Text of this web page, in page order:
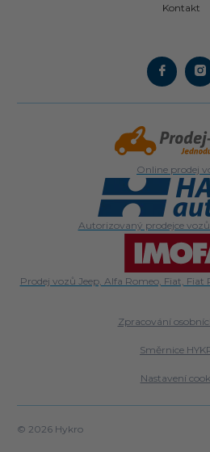
Kontakt
Online prodej
Autorizovaný prodejce vozů
Prodej vozů Jeep, Alfa Romeo, Fiat, Fiat
Zpracování
Směrnice
Nastavení
© 2026 Hykro